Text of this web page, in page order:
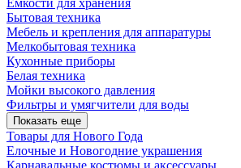
Емкости для хранения
Бытовая техника
Мебель и крепления для аппаратуры
Мелкобытовая техника
Кухонные приборы
Белая техника
Мойки высокого давления
Фильтры и умягчители для воды
Показать еще
Товары для Нового Года
Елочные и Новогодние украшения
Карнавальные костюмы и аксессуары